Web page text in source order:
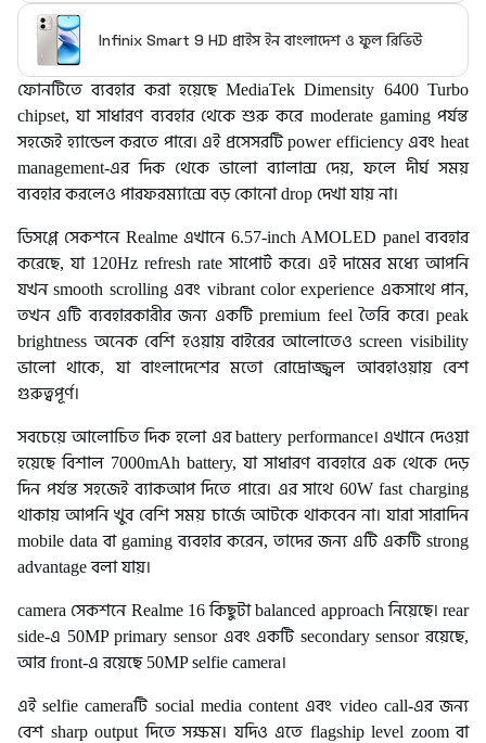
Infinix Smart 9 HD প্রাইস ইন বাংলাদেশ ও ফুল রিভিউ
ফোনটিতে ব্যবহার করা হয়েছে MediaTek Dimensity 6400 Turbo
chipset, যা সাধারণ ব্যবহার থেকে শুরু করে moderate gaming পর্যন্ত
সহজেই হ্যান্ডেল করতে পারে। এই প্রসেসরটি power efficiency এবং heat
management-এর দিক থেকে ভালো ব্যালান্স দেয়, ফলে দীর্ঘ সময়
ব্যবহার করলেও পারফরম্যান্সে বড় কোনো drop দেখা যায় না।
ডিসপ্লে সেকশনে Realme এখানে 6.57-inch AMOLED panel ব্যবহার
করেছে, যা 120Hz refresh rate সাপোর্ট করে। এই দামের মধ্যে আপনি
যখন smooth scrolling এবং vibrant color experience একসাথে পান,
তখন এটি ব্যবহারকারীর জন্য একটি premium feel তৈরি করে। peak
brightness অনেক বেশি হওয়ায় বাইরের আলোতেও screen visibility
ভালো থাকে, যা বাংলাদেশের মতো রোদ্রোজ্জ্বল আবহাওয়ায় বেশ
গুরুত্বপূর্ণ।
সবচেয়ে আলোচিত দিক হলো এর battery performance। এখানে দেওয়া
হয়েছে বিশাল 7000mAh battery, যা সাধারণ ব্যবহারে এক থেকে দেড়
দিন পর্যন্ত সহজেই ব্যাকআপ দিতে পারে। এর সাথে 60W fast charging
থাকায় আপনি খুব বেশি সময় চার্জে আটকে থাকবেন না। যারা সারাদিন
mobile data বা gaming ব্যবহার করেন, তাদের জন্য এটি একটি strong
advantage বলা যায়।
camera সেকশনে Realme 16 কিছুটা balanced approach নিয়েছে। rear
side-এ 50MP primary sensor এবং একটি secondary sensor রয়েছে,
আর front-এ রয়েছে 50MP selfie camera।
এই selfie cameraটি social media content এবং video call-এর জন্য
বেশ sharp output দিতে সক্ষম। যদিও এতে flagship level zoom বা